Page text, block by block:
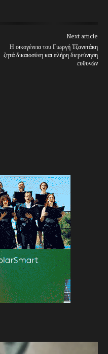
Next article
Η οικογένεια του Γιωργή Τζανετάκη
ζητά δικαιοσύνη και πλήρη διερεύνηση
ευθυνών